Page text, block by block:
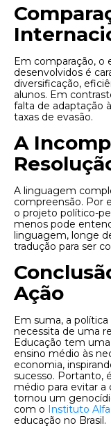
Em comparação, o
desenvolvidos é
diversificação,
alunos. Em
falta de adaptação
taxas de evasão.
A
A linguagem
compreensão. Por
o projeto político-
menos pode
linguagem, longe
tradução para ser
Ação
Em suma, a
necessita de uma
Educação tem
ensino médio às
economia,
sucesso. Portanto,
médio para evitar
tornou um
com o Instituto
educação no Brasil.